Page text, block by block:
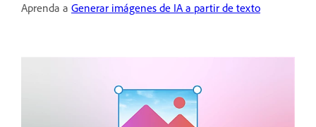
Aprenda a Generar imágenes de IA a partir de texto